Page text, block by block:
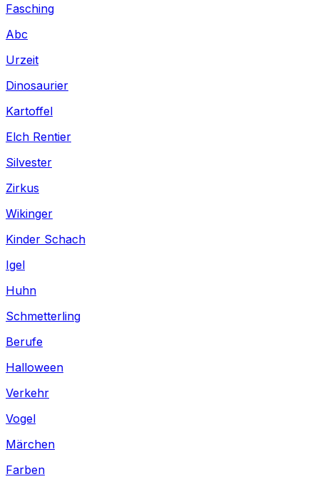
Fasching
Abc
Urzeit
Dinosaurier
Kartoffel
Elch Rentier
Silvester
Zirkus
Wikinger
Kinder Schach
Igel
Huhn
Schmetterling
Berufe
Halloween
Verkehr
Vogel
Märchen
Farben